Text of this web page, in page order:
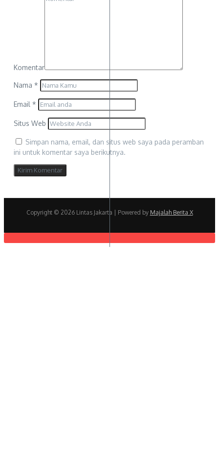
Komentar
Nama *
Email *
Situs Web
Simpan nama, email, dan situs web saya pada peramban
ini untuk komentar saya berikutnya.
Copyright © 2026 Lintas Jakarta | Powered by Majalah Berita X